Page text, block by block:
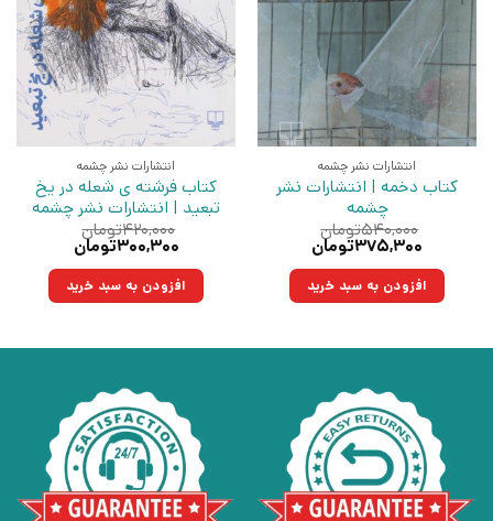
انتشارات نشر چشمه
کتاب دخمه | انتشارات نشر
چشمه
۵۴۰,۰۰۰تومان
قیمت
۵۴۰,۰۰۰تومان
بود.
۳۷۵,۳۰۰تومان
۳۷۵,۳۰۰تومان.افزودن به سبد خرید
انتشارات نشر چشمه
کتاب فرشته ی شعله در یخ
تبعید | انتشارات نشر چشمه
۴۲۰,۰۰۰تومان
قیمت
۴۲۰,۰۰۰تومان
بود.
۳۰۰,۳۰۰تومان
۳۰۰,۳۰۰تومان.افزودن به سبد خرید